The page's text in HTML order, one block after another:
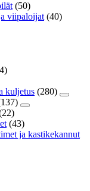
(50)
viipaloijat (40)
kuljetus (280)
(43)
ja kastikekannut